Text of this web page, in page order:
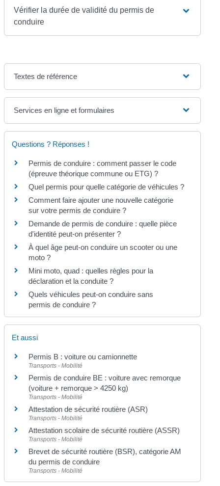
Vérifier la durée de validité du permis de
conduire
Textes de référence
Services en ligne et formulaires
Questions ? Réponses !
Permis de conduire : comment passer le code
(épreuve théorique commune ou ETG) ?
Quel permis pour quelle catégorie de véhicules ?
Comment faire ajouter une nouvelle catégorie
sur votre permis de conduire ?
Demande de permis de conduire : quelle pièce
d'identité peut-on présenter ?
À quel âge peut-on conduire un scooter ou une
moto ?
Mini moto, quad : quelles règles pour la
déclaration et la conduite ?
Quels véhicules peut-on conduire sans
permis de conduire ?
Et aussi
Permis B : voiture ou camionnette
Transports - Mobilité
Permis de conduire BE : voiture avec remorque
(voiture + remorque > 4250 kg)
Transports - Mobilité
Attestation de sécurité routière (ASR)
Transports - Mobilité
Attestation scolaire de sécurité routière (ASSR)
Transports - Mobilité
Brevet de sécurité routière (BSR), catégorie AM
du permis de conduire
Transports - Mobilité